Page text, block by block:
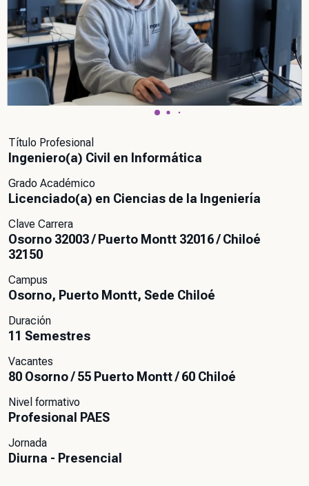
Título Profesional
Ingeniero(a) Civil en Informática
Grado Académico
Licenciado(a) en Ciencias de la Ingeniería
Clave Carrera
Osorno 32003 / Puerto Montt 32016 / Chiloé
32150
Campus
Osorno, Puerto Montt, Sede Chiloé
Duración
11 Semestres
Vacantes
80 Osorno / 55 Puerto Montt / 60 Chiloé
Nivel formativo
Profesional PAES
Jornada
Diurna - Presencial